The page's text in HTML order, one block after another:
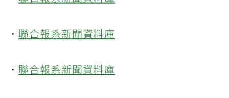
． 聯合報系新聞資料庫
． 聯合報系新聞資料庫